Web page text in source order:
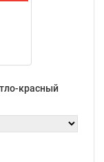
красный